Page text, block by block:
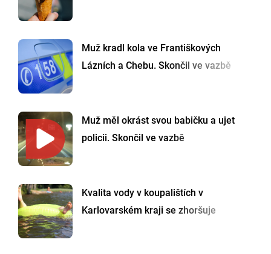
Muž kradl kola ve Františkových
Lázních a Chebu. Skončil ve vazbě
Muž měl okrást svou babičku a ujet
policii. Skončil ve vazbě
Kvalita vody v koupalištích v
Karlovarském kraji se zhoršuje